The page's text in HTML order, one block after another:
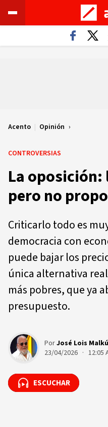
Acento | Opinión
CONTROVERSIAS
La
pero no
Criticarlo todo es
democracia con
puede bajar los
única alternativa
más pobres, que ya
presupuesto.
PorJosé Lois
23/04/2026 · 12:05
ESCUCHAR
ESCUCHAR